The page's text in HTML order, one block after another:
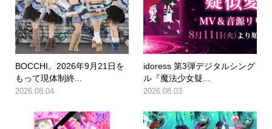
BOCCHI。2026年9月21日を
もって現体制終...
2026.08.04
idoress 第3弾デジタルシング
ル『魔法少女疑...
2026.08.03